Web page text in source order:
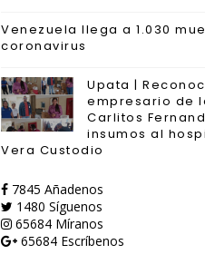
Venezuela llega a 1.030
coronavirus
Upata |
empresario de
Carlitos
insumos al
Vera Custodio
7845 Añadenos
1480 Síguenos
65684 Míranos
65684 Escríbenos